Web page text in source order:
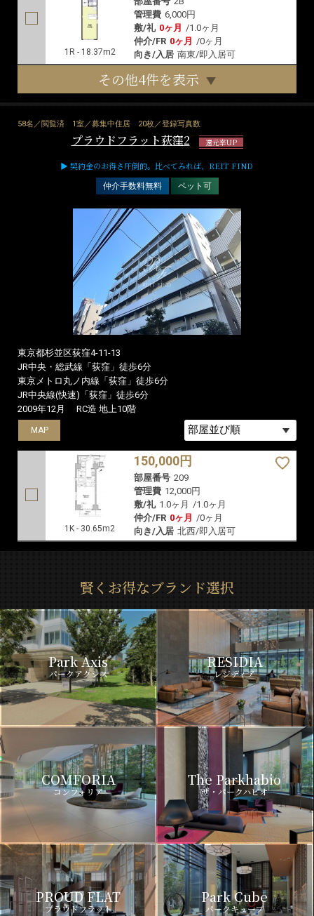
1R - 18.37m2
管理費 6,000円
敷/礼 0ヶ月 /1.0ヶ月
仲介/FR 0ヶ月 /0ヶ月
向き/入居 南東/即入居可
その他4件を表示
58名／閲覧済 1室／募集中住居 20枚／登録写真数
プラウドフラット荻窪2 還元率UP
▶ 契約金のお得さ圧倒的。比べてみれば、REIT FIND
仲介手数料無料 ペット可
東京都杉並区荻窪4-11-13
JR中央・総武線「荻窪」徒歩6分
東京メトロ丸ノ内線「荻窪」徒歩6分
JR中央線(快速)「荻窪」徒歩6分
2009年12月
RC造 地上10階
MAP
1K - 30.65m2
150,000円
部屋番号 209
管理費 12,000円
敷/礼 1.0ヶ月 /1.0ヶ月
仲介/FR 0ヶ月 /0ヶ月
向き/入居 北西/即入居可
賢くお得なブランド選択
Park Axis
パークアクシス
RESIDIA
レジディア
COMFORIA
コンフォリア
The Parkhabio
ザ・パークハビオ
PROUD FLAT
プラウドフラット
Park Cube
パークキューブ